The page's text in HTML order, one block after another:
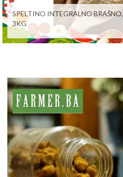
SPELTINO INTEGRALNO BRAŠNO,
3KG